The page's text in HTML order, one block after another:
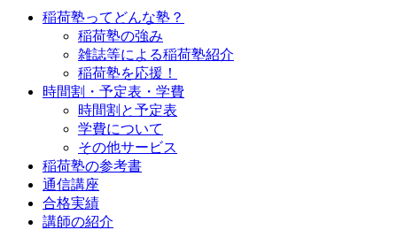
稲荷塾ってどんな塾？
稲荷塾の強み
雑誌等による稲荷塾紹介
稲荷塾を応援！
時間割・予定表・学費
時間割と予定表
学費について
その他サービス
稲荷塾の参考書
通信講座
合格実績
講師の紹介